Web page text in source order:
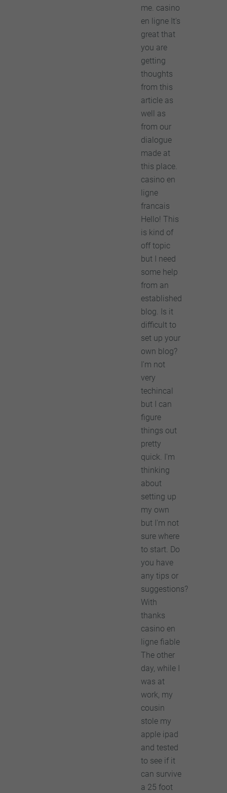
me. casino
en ligne It's
great that
you are
getting
thoughts
from this
article as
well as
from our
dialogue
made at
this place.
casino en
ligne
francais
Hello! This
is kind of
off topic
but I need
some help
from an
established
blog. Is it
difficult to
set up your
own blog?
I'm not
very
techincal
but I can
figure
things out
pretty
quick. I'm
thinking
about
setting up
my own
but I'm not
sure where
to start. Do
you have
any tips or
suggestions?
With
thanks
casino en
ligne fiable
The other
day, while I
was at
work, my
cousin
stole my
apple ipad
and tested
to see if it
can survive
a 25 foot